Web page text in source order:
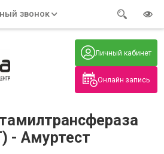
Онлайн запись
Личный кабинет
звонок
Часы работы: Телефон:
+7 (914) 579-77-99
Нажмите на номер, чтобы
позвонить
- Амуртест